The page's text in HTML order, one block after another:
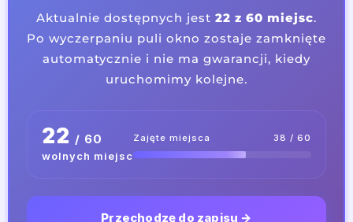
Aktualnie dostępnych jest 22 z 60 miejsc.
Po wyczerpaniu puli okno zostaje zamknięte
automatycznie i nie ma gwarancji, kiedy
uruchomimy kolejne.
22 / 60
wolnych miejsc
Zajęte miejsca 38 / 60
Przechodzę do zapisu →